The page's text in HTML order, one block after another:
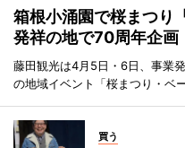
箱根小涌園で桜まつ
発祥の地で70周年企画
藤田観光は4月5日・6日、事業
の地域イベント「桜まつり・ベ
買う